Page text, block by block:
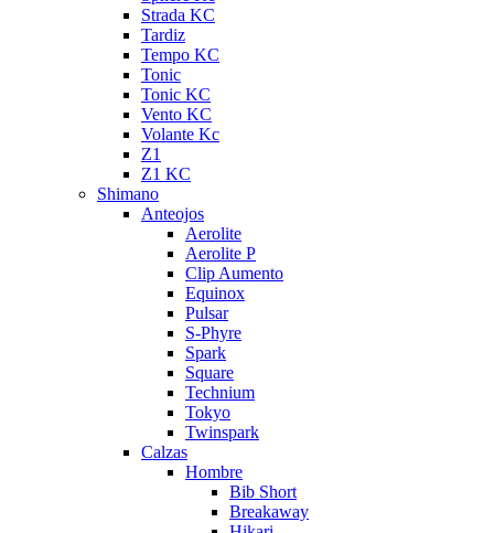
Strada KC
Tardiz
Tempo KC
Tonic
Tonic KC
Vento KC
Volante Kc
Z1
Z1 KC
Shimano
Anteojos
Aerolite
Aerolite P
Clip Aumento
Equinox
Pulsar
S-Phyre
Spark
Square
Technium
Tokyo
Twinspark
Calzas
Hombre
Bib Short
Breakaway